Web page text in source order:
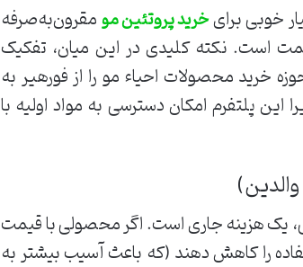
خوبی برایخرید پروتئین مومقرون‌به‌صرفه
است. نکته کلیدی در این میان، تفکیک
خرید محصولات احیاء مو را از فورهیر به
این پلتفرم امکان دسترسی به مواد اولیه با
یک هزینه جاری است. اگر محصولی با قیمت
را کاهش دهند (که باعث آسیب بیشتر به